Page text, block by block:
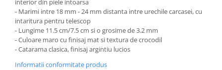
Nicovale si Suporti
Pensete
Perii
Scule de Mana
interior din piele intoarsa
- Marimi intre 18 mm - 24 mm distanta intre urechile carcasei, cu
intaritura pentru telescop
- Lungime 11.5 cm/7.5 cm si o grosime de 3.2 mm
- Culoare maro cu finisaj mat si textura de crocodil
- Catarama clasica, finisaj argintiu lucios
Informatii conformitate produs